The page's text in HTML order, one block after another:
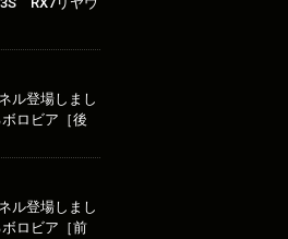
ル登場しまし
ロビア［後
ル登場しまし
ロビア［前